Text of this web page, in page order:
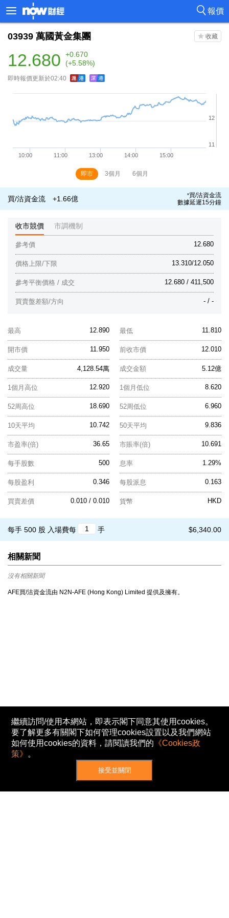
報價
03939 萬國黃金集團
12.680
+0.670
(+5.58%)
即時報價更新於02:40
即市 3個月 6個月
買/沽資金流 +1.66億 *買/沽資金流
數據延遲15分鐘
收市競價 市調機制
12.680
參考價
13.310/12.050
價格上限/下限
12.680 / 411,500
參考平衡價格 / 成交
- / -
買賣盤差額/方向
12.890
最高 11.810
最低
11.950
開市價 12.010
前收市價
4,128.54萬
成交量 5.12億
成交金額
12.920
1個月高位 8.620
1個月低位
18.690
52周高位 6.960
52周低位
10.742
10天平均 9.836
50天平均
36.65
市盈率(倍) 10.691
市賬率(倍)
500
每手股數 1.29%
息率
0.346
每股盈利 0.163
每股派息
0.010 / 0.010
買賣差價 HKD
貨幣
$6,340.00
每手 500 股 入場費每 手
相關新聞
沒有相關新聞
AFE買/沽資金流由 N2N-AFE (Hong Kong) Limited 提供及擁有。
繼續訪問/使用本網站，即表示閣下同意其使用cookies。
要了解更多有關閣下如何管理cookies設置以及我們網站
如何使用cookies的資料，請閱讀我們的 《Cookies政
策》 。
接受並關閉